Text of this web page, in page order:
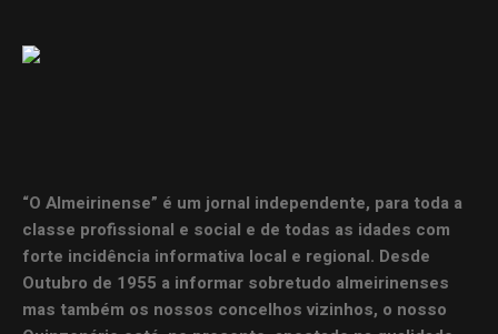
“O Almeirinense” é um jornal independente, para toda a
classe profissional e social e de todas as idades com
forte incidência informativa local e regional. Desde
Outubro de 1955 a informar sobretudo almeirinenses
mas também os nossos concelhos vizinhos, o nosso